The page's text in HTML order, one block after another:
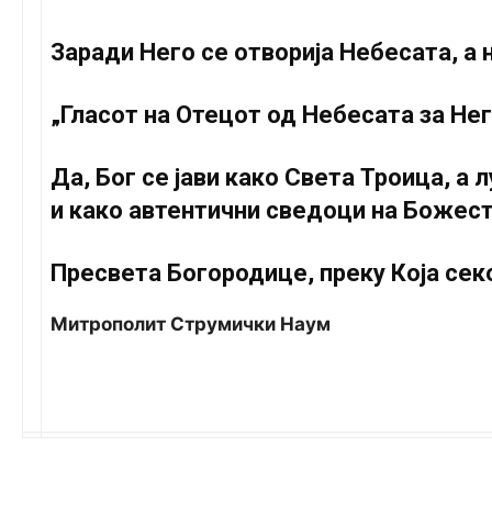
Заради Него се отворија Небесата,
„Гласот на Отецот од Небесата за
Да, Бог се јави како Света Троица, а
и како автентични сведоци на
Пресвета Богородице, преку Која
Митрополит Струмички Наум